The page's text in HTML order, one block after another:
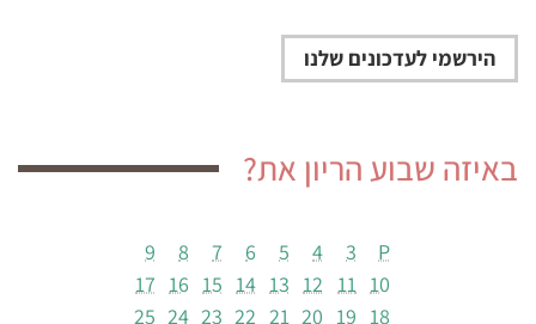
באיזה שבוע הריון את?
P
3
4
5
6
7
8
9
10
11
12
13
14
15
16
17
18
19
20
21
22
23
24
25